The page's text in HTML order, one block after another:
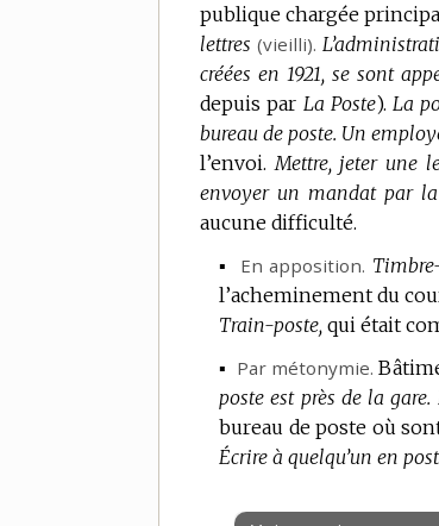
publique chargée
lettres (vieilli).
créées en 1921, se sont
depuis par La Poste). La
bureau de poste. Un
l’envoi. Mettre, jeter une
envoyer un mandat par la
aucune difficulté.
▪ En apposition.
l’acheminement du
Train-poste, qui était
▪ Par métonymie.
poste est près de la gare.
bureau de poste où
Écrire à quelqu’un en